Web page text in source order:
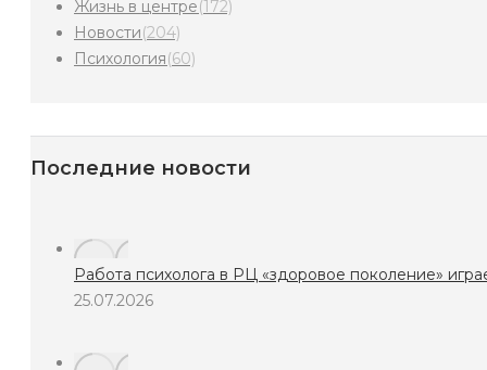
Жизнь в центре(172)
Новости(204)
Психология(60)
Последние новости
Работа психолога в РЦ «здоровое поколение»
25.07.2026